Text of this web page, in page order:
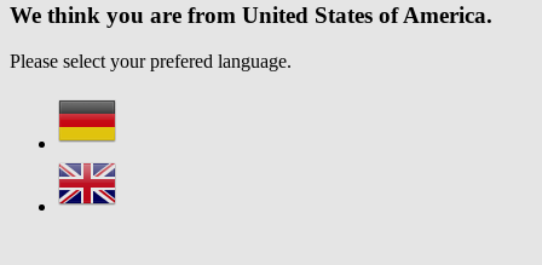
We think you are from United States of America.
Please select your prefered language.